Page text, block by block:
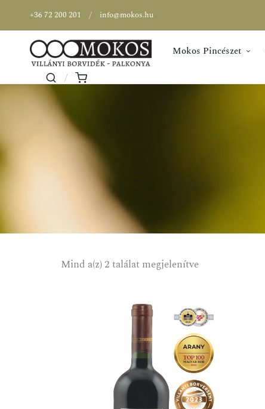
+36 72 200 201 info@mokos.hu
Mokos Pincészet
Mind a(z) 2 találat megjelenítve